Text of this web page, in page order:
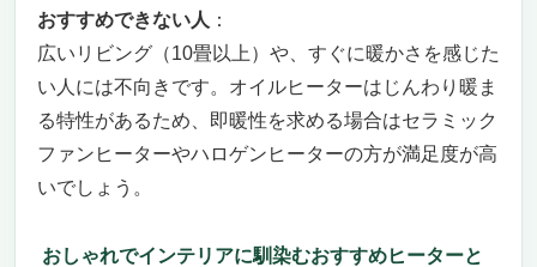
おすすめできない人 ：
広いリビング（10畳以上）や、すぐに暖かさを感じた
い人には不向きです。オイルヒーターはじんわり暖ま
る特性があるため、即暖性を求める場合はセラミック
ファンヒーターやハロゲンヒーターの方が満足度が高
いでしょう。
おしゃれでインテリアに馴染むおすすめヒーターと